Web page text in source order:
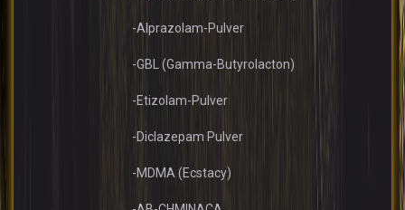
-Alprazolam-Pulver
-GBL (Gamma-Butyrolacton)
-Etizolam-Pulver
-Diclazepam Pulver
-MDMA (Ecstacy)